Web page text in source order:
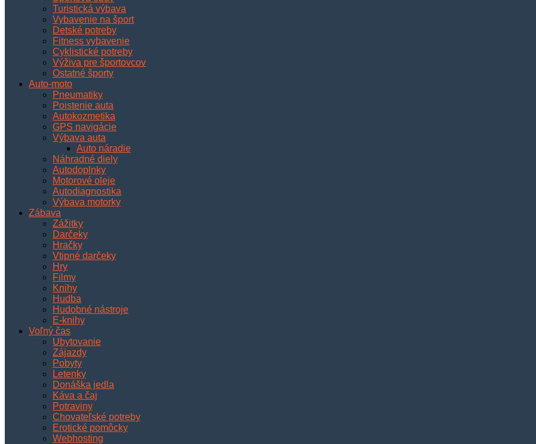
Turistická výbava
Vybavenie na šport
Detské potreby
Fitness vybavenie
Cyklistické potreby
Výživa pre športovcov
Ostatné športy
Auto-moto
Pneumatiky
Poistenie auta
Autokozmetika
GPS navigácie
Výbava auta
Auto náradie
Náhradné diely
Autodoplnky
Motorové oleje
Autodiagnostika
Výbava motorky
Zábava
Zážitky
Darčeky
Hračky
Vtipné darčeky
Hry
Filmy
Knihy
Hudba
Hudobné nástroje
E-knihy
Voľný čas
Ubytovanie
Zájazdy
Pobyty
Letenky
Donáška jedla
Káva a čaj
Potraviny
Chovateľské potreby
Erotické pomôcky
Webhosting